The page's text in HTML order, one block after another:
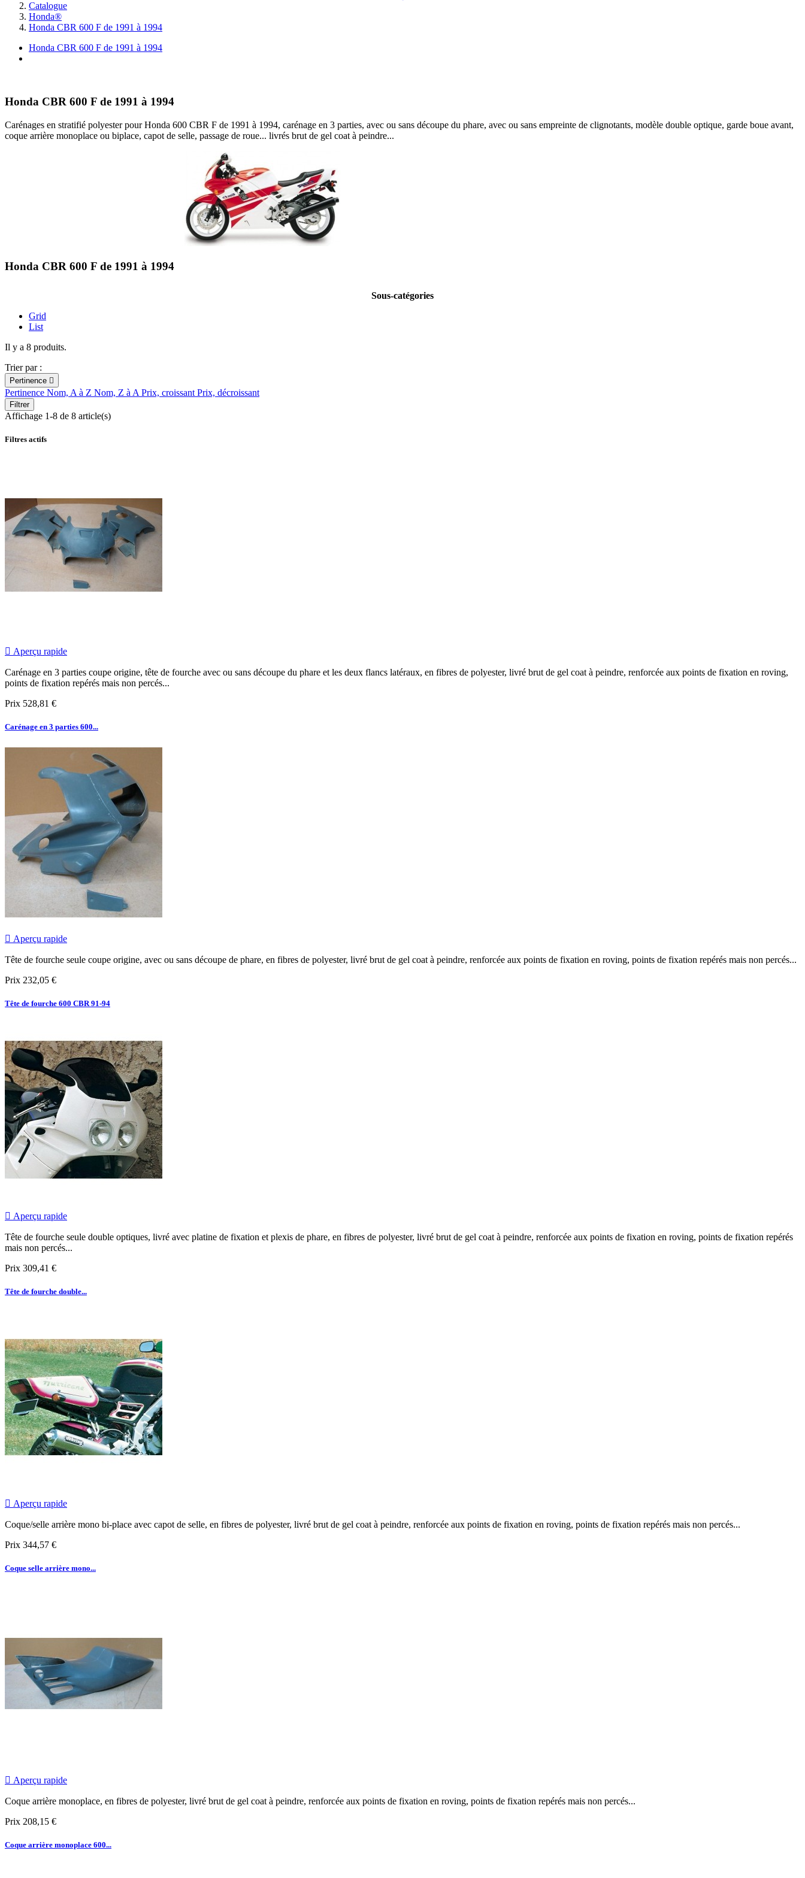
Catalogue
Honda®
Honda CBR 600 F de 1991 à 1994
Honda CBR 600 F de 1991 à 1994
Honda CBR 600 F de 1991 à 1994
Carénages en stratifié polyester pour Honda 600 CBR F de 1991 à 1994, carénage en 3 parties, avec ou sans découpe du phare, avec ou sans empreinte de clignotants, modèle double optique, garde boue avant,
coque arrière monoplace ou biplace, capot de selle, passage de roue... livrés brut de gel coat à peindre...
Honda CBR 600 F de 1991 à 1994
Sous-catégories
Grid
List
Il y a 8 produits.
Trier par :
Pertinence 
Pertinence Nom, A à Z Nom, Z à A Prix, croissant Prix, décroissant
Filtrer
Affichage 1-8 de 8 article(s)
Filtres actifs
 Aperçu rapide
Carénage en 3 parties coupe origine, tête de fourche avec ou sans découpe du phare et les deux flancs latéraux, en fibres de polyester, livré brut de gel coat à peindre, renforcée aux points de fixation en roving,
points de fixation repérés mais non percés...
Prix 528,81 €
Carénage en 3 parties 600...
 Aperçu rapide
Tête de fourche seule coupe origine, avec ou sans découpe de phare, en fibres de polyester, livré brut de gel coat à peindre, renforcée aux points de fixation en roving, points de fixation repérés mais non percés...
Prix 232,05 €
Tête de fourche 600 CBR 91-94
 Aperçu rapide
Tête de fourche seule double optiques, livré avec platine de fixation et plexis de phare, en fibres de polyester, livré brut de gel coat à peindre, renforcée aux points de fixation en roving, points de fixation repérés
mais non percés...
Prix 309,41 €
Tête de fourche double...
 Aperçu rapide
Coque/selle arrière mono bi-place avec capot de selle, en fibres de polyester, livré brut de gel coat à peindre, renforcée aux points de fixation en roving, points de fixation repérés mais non percés...
Prix 344,57 €
Coque selle arrière mono...
 Aperçu rapide
Coque arrière monoplace, en fibres de polyester, livré brut de gel coat à peindre, renforcée aux points de fixation en roving, points de fixation repérés mais non percés...
Prix 208,15 €
Coque arrière monoplace 600...